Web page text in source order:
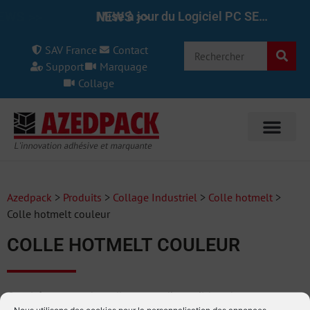
NEWS >> Mise à jour du Logiciel PC SET pour le REINER 1025/970 7.50
SAV France
Contact
Support
Marquage
Collage
Azedpack > Produits > Collage Industriel > Colle hotmelt >
Colle hotmelt couleur
COLLE HOTMELT COULEUR
Ces bâtonnets de colles sont disponibles dans